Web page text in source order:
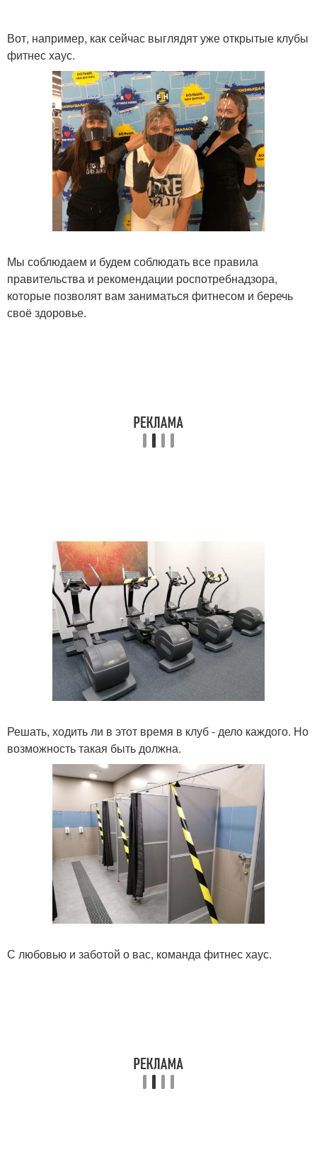
Вот, например, как сейчас выглядят уже открытые клубы
фитнес хаус.
Мы соблюдаем и будем соблюдать все правила
правительства и рекомендации роспотребнадзора,
которые позволят вам заниматься фитнесом и беречь
своё здоровье.
Решать, ходить ли в этот время в клуб - дело каждого. Но
возможность такая быть должна.
С любовью и заботой о вас, команда фитнес хаус.